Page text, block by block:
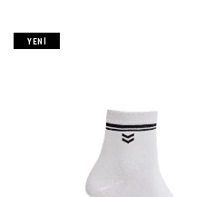
YENI